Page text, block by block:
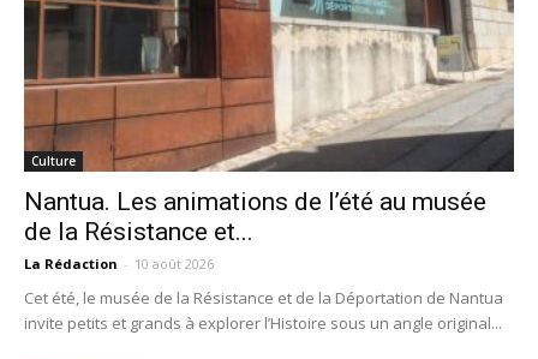
Culture
Nantua. Les animations de l’été au musée
de la Résistance et...
La Rédaction - 10 août 2026
Cet été, le musée de la Résistance et de la Déportation de Nantua
invite petits et grands à explorer l’Histoire sous un angle original...